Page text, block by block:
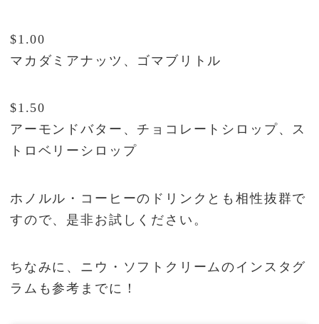
$1.00
マカダミアナッツ、ゴマブリトル
$1.50
アーモンドバター、チョコレートシロップ、ス
トロベリーシロップ
ホノルル・コーヒーのドリンクとも相性抜群で
すので、是非お試しください。
ちなみに、ニウ・ソフトクリームのインスタグ
ラムも参考までに！